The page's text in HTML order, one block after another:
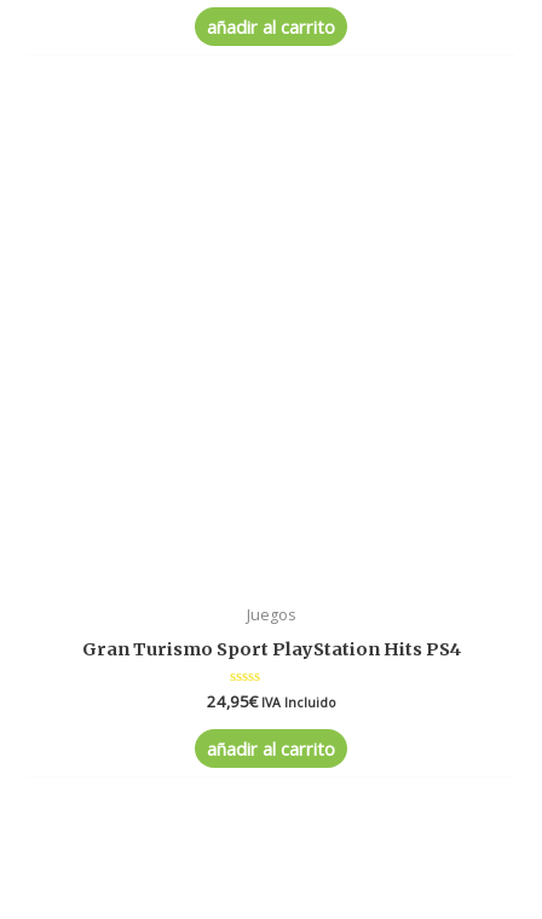
0
de
5
añadir al carrito
Juegos
Gran Turismo Sport PlayStation Hits PS4
Valorado
0
de
5
24,95€ IVA Incluido
añadir al carrito